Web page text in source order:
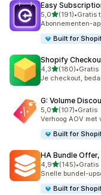
Easy
5,0van 5 sterren
(191)
191 recensies in
•Gratis
Abonnementen-
Built for
Shopify
4,3van 5 sterren
(180)
180 recensies in
•Gratis
Je checkout,
G: Volume
5,0van 5 sterren
(107)
107 recensies in
•Gratis
Verhoog AOV
Built for
HA Bundle Offer,
4,9van 5 sterren
(145)
145 recensies in
•Gratis
Snelle bundel-
Built for